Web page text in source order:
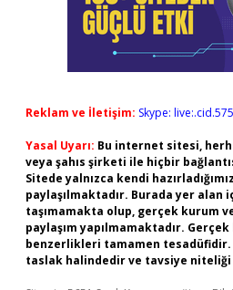
Reklam ve İletişim: Skype:
Yasal Uyarı: Bu internet sitesi,
veya şahıs şirketi ile hiçbir
Sitede yalnızca kendi
paylaşılmaktadır. Burada yer
taşımamakta olup, gerçek kurum
paylaşım yapılmamaktadır.
benzerlikleri tamamen
taslak halindedir ve tavsiye niteliği